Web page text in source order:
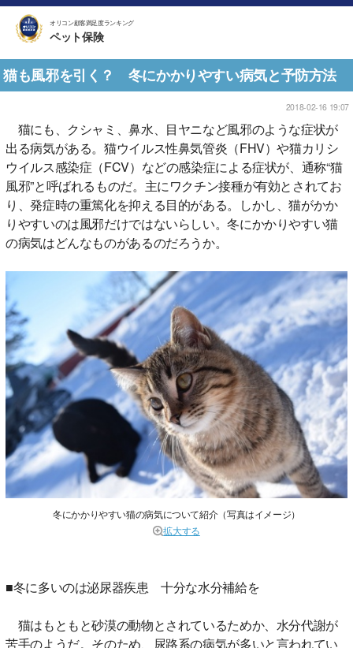
オリコン顧客満足度ランキング
ペット保険
猫も風邪を引く？ 冬にかかりやすい病気と予防方法
2018-02-16 19:07
猫にも、クシャミ、鼻水、目ヤニなど風邪のような症状が
出る病気がある。猫ウイルス性鼻気管炎（FHV）や猫カリシ
ウイルス感染症（FCV）などの感染症による症状が、通称“猫
風邪”と呼ばれるものだ。主にワクチン接種が有効とされてお
り、発症時の重篤化を抑える目的がある。しかし、猫がかか
りやすいのは風邪だけではないらしい。冬にかかりやすい猫
の病気はどんなものがあるのだろうか。
冬にかかりやすい猫の病気について紹介（写真はイメージ）
拡大する
■冬に多いのは泌尿器疾患 十分な水分補給を
猫はもともと砂漠の動物とされているためか、水分代謝が
苦手のようだ。そのため、尿路系の病気が多いと言われてい